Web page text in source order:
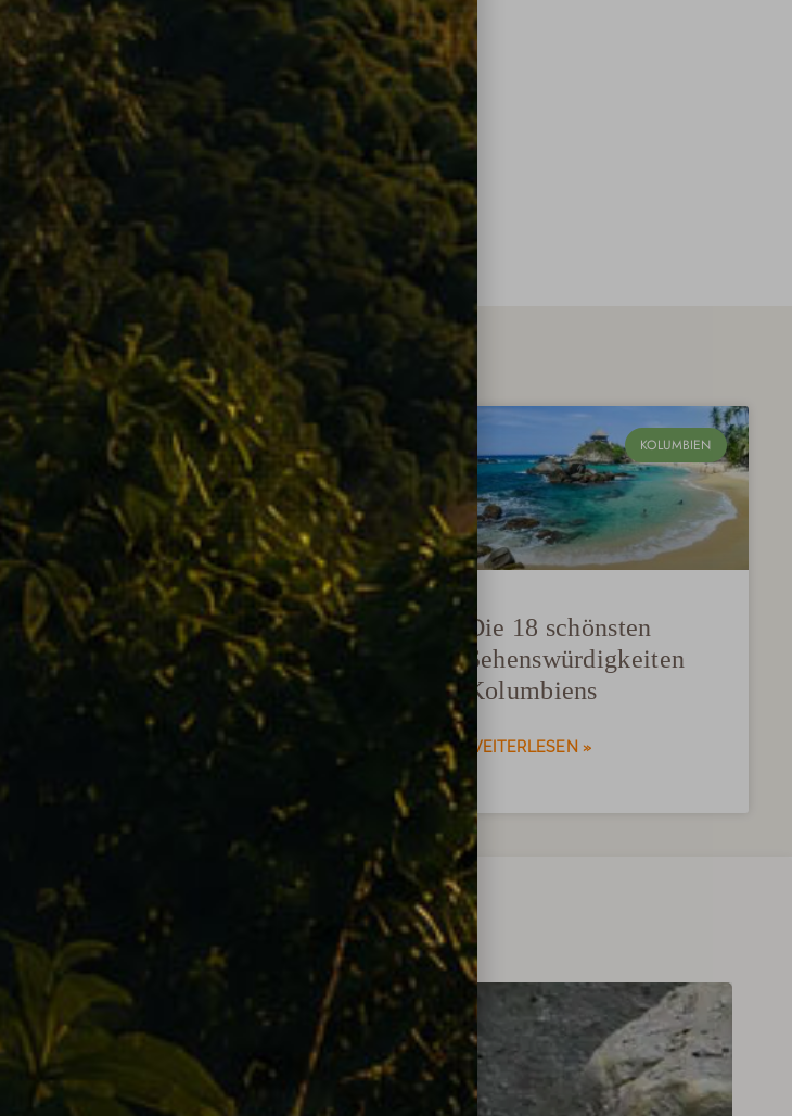
KOLUMBIEN
Sicherheit in
Kolumbien – Wie
gefährlich ist das Land
wirklich für Reisende?
KOLUMBIEN
Die 18 schönsten
Sehenswürdigkeiten
Kolumbiens
WEITERLESEN »
Sie sich inspirieren
für Sie